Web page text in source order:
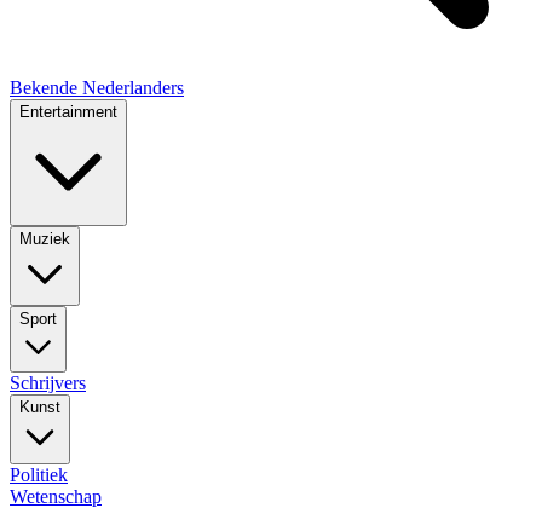
Bekende Nederlanders
Entertainment
Muziek
Sport
Schrijvers
Kunst
Politiek
Wetenschap